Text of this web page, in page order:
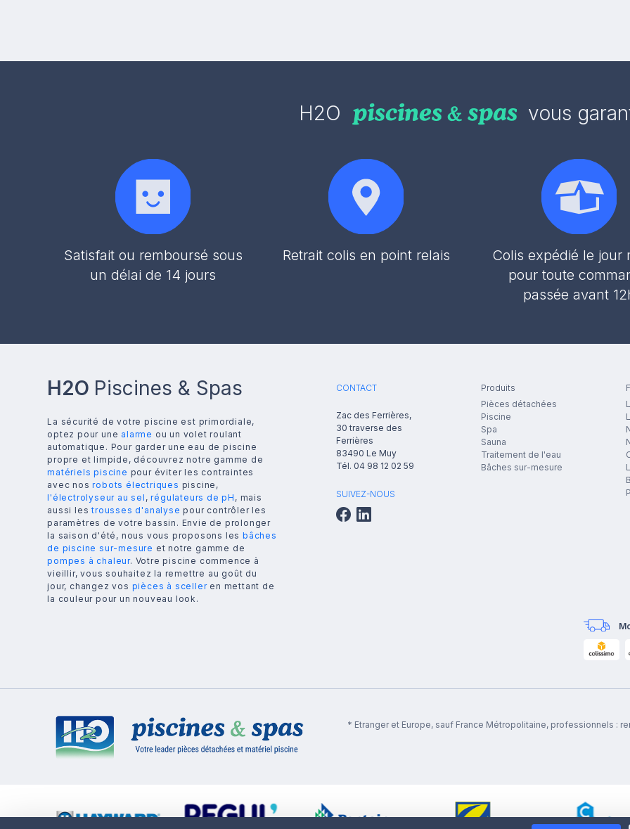
H2O vous
Satisfait ou remboursé sous
un délai de 14 jours
Retrait colis en point relais
Colis expédié le jour
pour toute
passée avant
H2O Piscines & Spas
La sécurité de votre piscine est primordiale,
optez pour une alarme ou un volet roulant
automatique. Pour garder une eau de piscine
propre et limpide, découvrez notre gamme de
matériels piscine pour éviter les contraintes
avec nosrobots électriques piscine,
l'électrolyseur au sel ,régulateurs de pH , mais
aussi lestrousses d'analyse pour contrôler les
paramètres de votre bassin. Envie de prolonger
la saison d'été, nous vous proposons les bâches
de piscine sur-mesure et notre gamme de
pompes à chaleur. Votre piscine commence à
vieillir, vous souhaitez la remettre au goût du
jour, changez vos pièces à scelleren mettant de
la couleur pour un nouveau look.
CONTACT
Zac des Ferrières,
30 traverse des
Ferrières
83490 Le Muy
Tél. 04 98 12 02 59
SUIVEZ-NOUS
Produits
Pièces détachées
Piscine
Spa
Sauna
Traitement de l'eau
Bâches sur-mesure
* Etranger et Europe, sauf France Métropolitaine, professionnels :